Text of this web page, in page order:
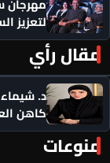
مهرجان
لتعزيز
مقال رأي
د. شيماء
كاهن
منوعات